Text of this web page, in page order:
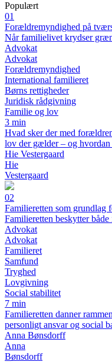
Populært
01
Forældremyndighed på
Når familielivet krydser
Advokat
Advokat
Forældremyndighed
International familieret
Børns rettigheder
Juridisk rådgivning
Familie og lov
3 min
Hvad sker der med
lov der gælder – og hvordan
Hie Vestergaard
Hie
Vestergaard
02
Familieretten som grundlag
Familieretten beskytter
Advokat
Advokat
Familieret
Samfund
Tryghed
Lovgivning
Social stabilitet
7 min
Familieretten danner
personligt ansvar og social
Anna Bønsdorff
Anna
Bønsdorff